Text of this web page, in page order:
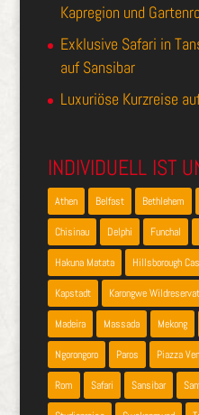
Kapregion und
Exklusive Safari in
auf Sansibar
Luxuriöse Kurzreise
INDIVIDUELL IST
Athen Belfast Bethlehem
Chisinau Delphi Funchal
Hakuna Matata Hillsborough
Kapstadt Karongwe Wildreservat
Madeira Massada Mekong
Ngorongoro Paros Piazza
Rom Safari Sansibar